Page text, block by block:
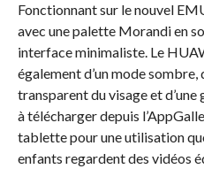
Fonctionnant sur le nouvel
avec une palette Morandi en
interface minimaliste. Le
également d’un mode sombre,
transparent du visage et
à télécharger depuis
tablette pour une utilisation
enfants regardent des vidéos